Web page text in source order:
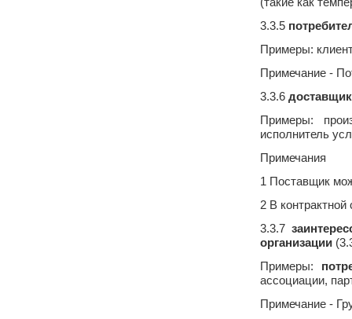
3.3.5
Примеры:
Примечание -
3.3.6 доставщик
Примеры:
исполнитель
Примечания
1 Поставщик
2 В
3.3.7
организации
Примеры:
ассоциации,
Примечание -